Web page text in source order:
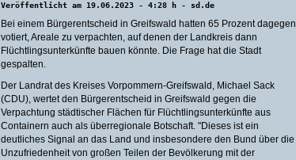
Veröffentlicht am 19.06.2023 - 4:28 h - sd.de
Bei einem Bürgerentscheid in Greifswald hatten 65 Prozent dagegen
votiert, Areale zu verpachten, auf denen der Landkreis dann
Flüchtlingsunterkünfte bauen könnte. Die Frage hat die Stadt
gespalten.
Der Landrat des Kreises Vorpommern-Greifswald, Michael Sack
(CDU), wertet den Bürgerentscheid in Greifswald gegen die
Verpachtung städtischer Flächen für Flüchtlingsunterkünfte aus
Containern auch als überregionale Botschaft. "Dieses ist ein
deutliches Signal an das Land und insbesondere den Bund über die
Unzufriedenheit von großen Teilen der Bevölkerung mit der